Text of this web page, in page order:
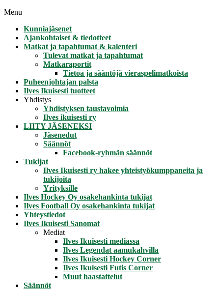
Menu
Kunniajäsenet
Ajankohtaiset & tiedotteet
Matkat ja tapahtumat & kalenteri
Tulevat matkat ja tapahtumat
Matkaraportit
Tietoa ja sääntöjä vieraspelimatkoista
Puheenjohtajan palsta
Ilves Ikuisesti tuotteet
Yhdistys
Yhdistyksen taustavoimia
Ilves ikuisesti ry
LIITY JÄSENEKSI
Jäsenedut
Säännöt
Facebook-ryhmän säännöt
Tukijat
Ilves Ikuisesti ry hakee yhteistyökumppaneita ja
tukijoita
Yrityksille
Ilves Hockey Oy osakehankinta tukijat
Ilves Football Oy osakehankinta tukijat
Yhteystiedot
Ilves Ikuisesti Sanomat
Mediat
Ilves Ikuisesti mediassa
Ilves Legendat aamukahvilla
Ilves Ikuisesti Hockey Corner
Ilves Ikuisesti Futis Corner
Muut haastattelut
Säännöt